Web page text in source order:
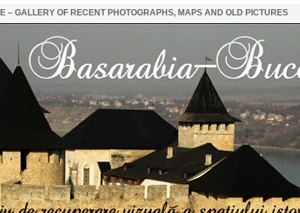
– GALLERY OF RECENT PHOTOGRAPHS, MAPS AND OLD PICTURES